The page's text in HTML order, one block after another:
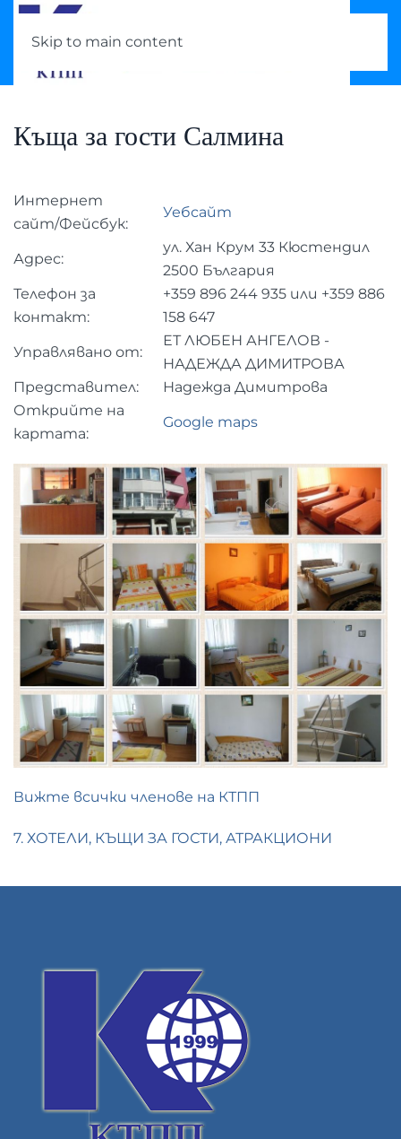
Skip to main content
Къща за гости Салмина
Интернет
сайт/Фейсбук:
Уебсайт
Адрес:
ул. Хан Крум 33 Кюстендил
2500 България
Телефон за
контакт:
+359 896 244 935 или +359 886
158 647
Управлявано от:
ЕТ ЛЮБЕН АНГЕЛОВ -
НАДЕЖДА ДИМИТРОВА
Представител:
Надежда Димитрова
Открийте на
картата:
Google maps
Вижте всички членове на КТПП
7. ХОТЕЛИ, КЪЩИ ЗА ГОСТИ, АТРАКЦИОНИ